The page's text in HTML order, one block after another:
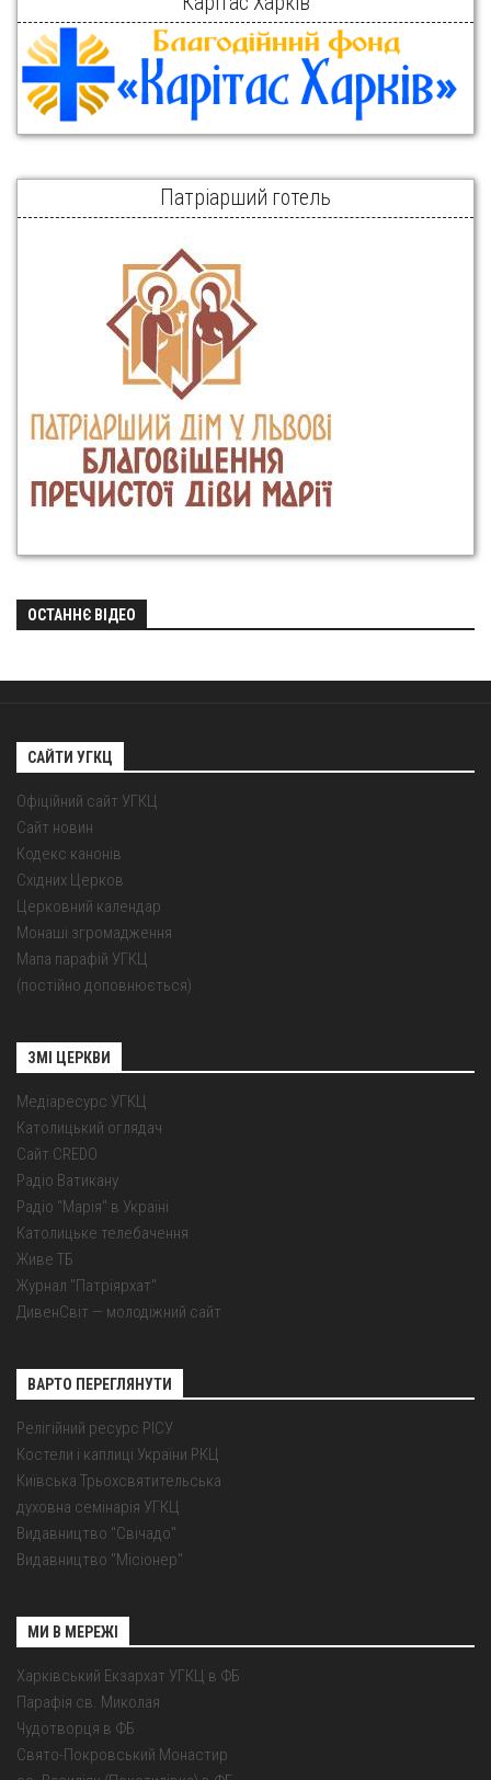
Патріарший готель
ОСТАННЄ ВІДЕО
САЙТИ УГКЦ
Офіційний сайт УГКЦ
Сайт новин
Кодекс канонів
Східних Церков
Церковний календар
Монаші згромадження
Мапа парафій УГКЦ
(постійно доповнюється)
ЗМІ ЦЕРКВИ
Медіаресурс УГКЦ
Католицький оглядач
Сайт CREDO
Радіо Ватикану
Радіо "Марія" в Україні
Католицьке телебачення
Живе ТБ
Журнал "Патріярхат"
ДивенСвіт — молодіжний сайт
ВАРТО ПЕРЕГЛЯНУТИ
Релігійний ресурс РІСУ
Костели і каплиці України РКЦ
Київська Трьохсвятительська
духовна семінарія УГКЦ
Видавництво "Свічадо"
Видавництво "Місіонер"
МИ В МЕРЕЖІ
Харківський Екзархат УГКЦ в ФБ
Парафія св. Миколая
Чудотворця в ФБ
Свято-Покровський Монастир